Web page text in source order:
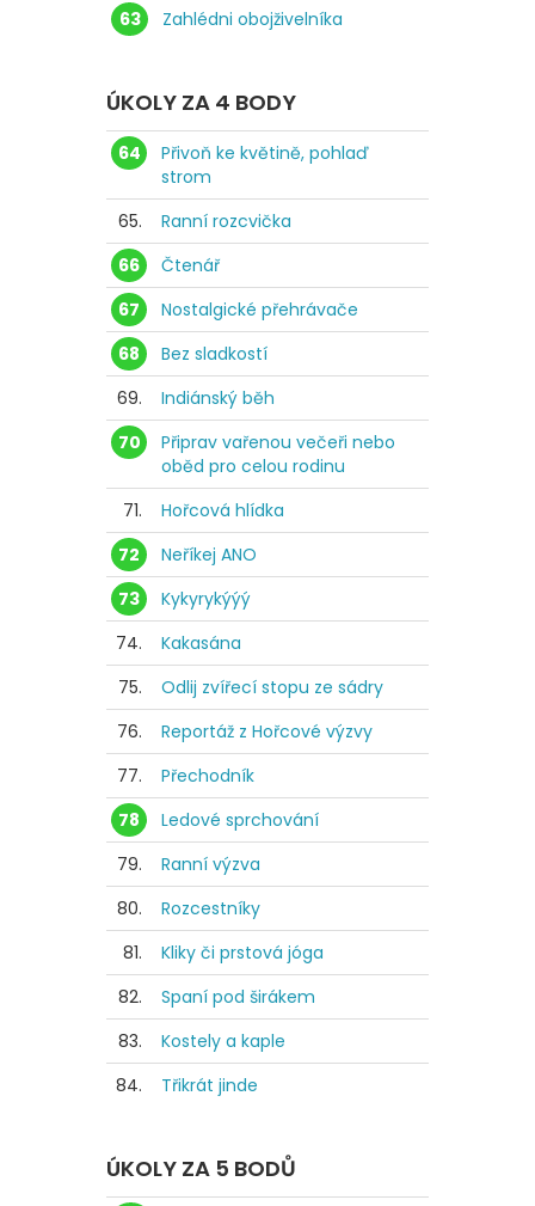
63
Zahlédni obojživelníka
ÚKOLY ZA 4 BODY
64
Přivoň ke květině, pohlaď
strom
65.
Ranní rozcvička
66
Čtenář
67
Nostalgické přehrávače
68
Bez sladkostí
69.
Indiánský běh
70
Připrav vařenou večeři nebo
oběd pro celou rodinu
71.
Hořcová hlídka
72
Neříkej ANO
73
Kykyrykýýý
74.
Kakasána
75.
Odlij zvířecí stopu ze sádry
76.
Reportáž z Hořcové výzvy
77.
Přechodník
78
Ledové sprchování
79.
Ranní výzva
80.
Rozcestníky
81.
Kliky či prstová jóga
82.
Spaní pod širákem
83.
Kostely a kaple
84.
Třikrát jinde
ÚKOLY ZA 5 BODŮ